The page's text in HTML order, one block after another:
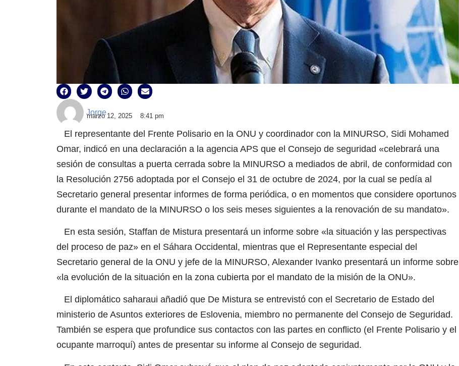
Jorge
marzo 12, 2025 8:41 pm
El representante del Frente Polisario en la ONU y coordinador con la MINURSO, Sidi Mohamed
Omar, indicó en una declaración a la agencia APS que el Consejo de seguridad «celebrará una
sesión de consultas a puerta cerrada sobre la MINURSO a mediados de abril, de conformidad con
la Resolución 2756 adoptada por el Consejo el 31 de octubre de 2024, por la cual se pedía al
Secretario general presentar informes de forma periódica, o en momentos que considere oportunos
durante el mandato de la MINURSO o los seis meses siguientes a la renovación de su mandato».
En esta sesión, Staffan de Mistura presentará un informe sobre «la situación y las perspectivas
del proceso de paz» en el Sáhara Occidental, mientras que el Representante especial del
Secretario general de la ONU y jefe de la MINURSO, Alexander Ivanko presentará un informe sobre
«la evolución de la situación en la zona cubierta por el mandato de la misión de la ONU».
El diplomático saharaui añadió que De Mistura se entrevistó con el Secretario de Estado del
ministerio de Asuntos exteriores de Eslovenia, miembro no permanente del Consejo de Seguridad.
También se espera que profundice sus contactos con las partes en conflicto (el Frente Polisario y el
ocupante marroquí) antes de presentar su informe al Consejo de seguridad.